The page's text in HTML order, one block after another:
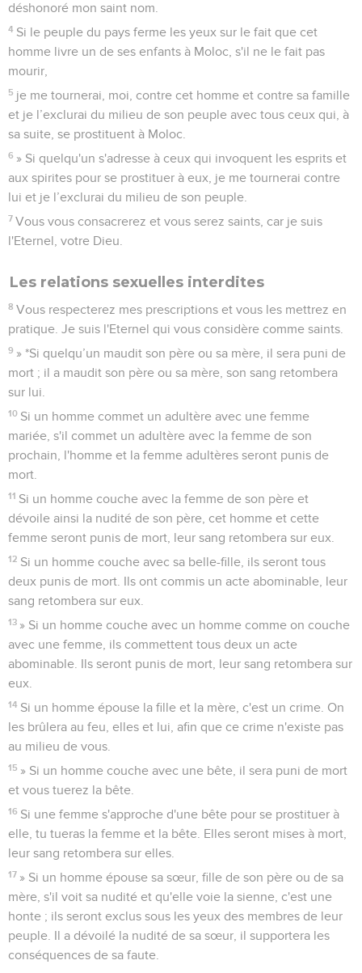
déshonoré mon saint nom.
4 Si le peuple du pays ferme les yeux sur le fait que cet
homme livre un de ses enfants à Moloc, s'il ne le fait pas
mourir,
5 je me tournerai, moi, contre cet homme et contre sa famille
et je l’exclurai du milieu de son peuple avec tous ceux qui, à
sa suite, se prostituent à Moloc.
6 » Si quelqu'un s'adresse à ceux qui invoquent les esprits et
aux spirites pour se prostituer à eux, je me tournerai contre
lui et je l’exclurai du milieu de son peuple.
7 Vous vous consacrerez et vous serez saints, car je suis
l'Eternel, votre Dieu.
Les relations sexuelles interdites
8 Vous respecterez mes prescriptions et vous les mettrez en
pratique. Je suis l'Eternel qui vous considère comme saints.
9 » *Si quelqu’un maudit son père ou sa mère, il sera puni de
mort ; il a maudit son père ou sa mère, son sang retombera
sur lui.
10 Si un homme commet un adultère avec une femme
mariée, s'il commet un adultère avec la femme de son
prochain, l'homme et la femme adultères seront punis de
mort.
11 Si un homme couche avec la femme de son père et
dévoile ainsi la nudité de son père, cet homme et cette
femme seront punis de mort, leur sang retombera sur eux.
12 Si un homme couche avec sa belle-fille, ils seront tous
deux punis de mort. Ils ont commis un acte abominable, leur
sang retombera sur eux.
13 » Si un homme couche avec un homme comme on couche
avec une femme, ils commettent tous deux un acte
abominable. Ils seront punis de mort, leur sang retombera sur
eux.
14 Si un homme épouse la fille et la mère, c'est un crime. On
les brûlera au feu, elles et lui, afin que ce crime n'existe pas
au milieu de vous.
15 » Si un homme couche avec une bête, il sera puni de mort
et vous tuerez la bête.
16 Si une femme s'approche d'une bête pour se prostituer à
elle, tu tueras la femme et la bête. Elles seront mises à mort,
leur sang retombera sur elles.
17 » Si un homme épouse sa sœur, fille de son père ou de sa
mère, s'il voit sa nudité et qu'elle voie la sienne, c'est une
honte ; ils seront exclus sous les yeux des membres de leur
peuple. Il a dévoilé la nudité de sa sœur, il supportera les
conséquences de sa faute.